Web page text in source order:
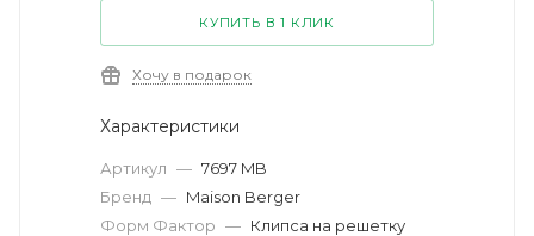
КУПИТЬ В 1 КЛИК
Хочу в подарок
Характеристики
Артикул — 7697 MB
Бренд — Maison Berger
Форм Фактор — Клипса на решетку